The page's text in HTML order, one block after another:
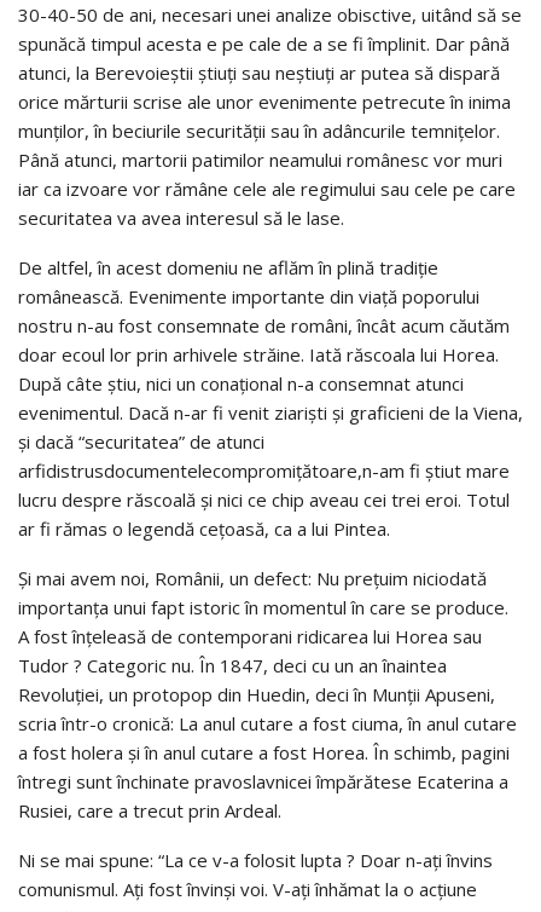
30-40-50 de ani, necesari unei analize obisctive, uitând să se
spunăcă timpul acesta e pe cale de a se fi împlinit. Dar până
atunci, la Berevoieştii ştiuţi sau neştiuţi ar putea să dispară
orice mărturii scrise ale unor evenimente petrecute în inima
munţilor, în beciurile securităţii sau în adâncurile temniţelor.
Până atunci, martorii patimilor neamului românesc vor muri
iar ca izvoare vor rămâne cele ale regimului sau cele pe care
securitatea va avea interesul să le lase.
De altfel, în acest domeniu ne aflăm în plină tradiţie
românească. Evenimente importante din viaţă poporului
nostru n-au fost consemnate de români, încât acum căutăm
doar ecoul lor prin arhivele străine. Iată răscoala lui Horea.
După câte ştiu, nici un conaţional n-a consemnat atunci
evenimentul. Dacă n-ar fi venit ziarişti şi graficieni de la Viena,
şi dacă “securitatea” de atunci
arfidistrusdocumentelecompromiţătoare,n-am fi ştiut mare
lucru despre răscoală şi nici ce chip aveau cei trei eroi. Totul
ar fi rămas o legendă ceţoasă, ca a lui Pintea.
Şi mai avem noi, Românii, un defect: Nu preţuim niciodată
importanţa unui fapt istoric în momentul în care se produce.
A fost înţeleasă de contemporani ridicarea lui Horea sau
Tudor ? Categoric nu. În 1847, deci cu un an înaintea
Revoluţiei, un protopop din Huedin, deci în Munţii Apuseni,
scria într-o cronică: La anul cutare a fost ciuma, în anul cutare
a fost holera şi în anul cutare a fost Horea. În schimb, pagini
întregi sunt închinate pravoslavnicei împărătese Ecaterina a
Rusiei, care a trecut prin Ardeal.
Ni se mai spune: “La ce v-a folosit lupta ? Doar n-aţi învins
comunismul. Aţi fost învinşi voi. V-aţi înhămat la o acţiune